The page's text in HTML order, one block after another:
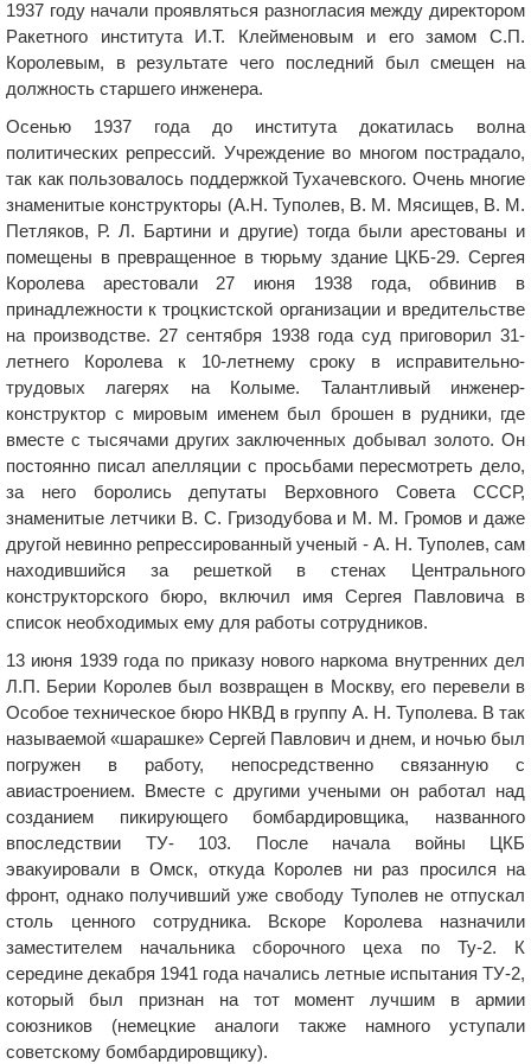
1937 году начали проявляться разногласия между директором
Ракетного института И.Т. Клейменовым и его замом С.П.
Королевым, в результате чего последний был смещен на
должность старшего инженера.
Осенью 1937 года до института докатилась волна
политических репрессий. Учреждение во многом пострадало,
так как пользовалось поддержкой Тухачевского. Очень многие
знаменитые конструкторы (А.Н. Туполев, В. М. Мясищев, В. М.
Петляков, Р. Л. Бартини и другие) тогда были арестованы и
помещены в превращенное в тюрьму здание ЦКБ-29. Сергея
Королева арестовали 27 июня 1938 года, обвинив в
принадлежности к троцкистской организации и вредительстве
на производстве. 27 сентября 1938 года суд приговорил 31-
летнего Королева к 10-летнему сроку в исправительно-
трудовых лагерях на Колыме. Талантливый инженер-
конструктор с мировым именем был брошен в рудники, где
вместе с тысячами других заключенных добывал золото. Он
постоянно писал апелляции с просьбами пересмотреть дело,
за него боролись депутаты Верховного Совета СССР,
знаменитые летчики В. С. Гризодубова и М. М. Громов и даже
другой невинно репрессированный ученый - А. Н. Туполев, сам
находившийся за решеткой в стенах Центрального
конструкторского бюро, включил имя Сергея Павловича в
список необходимых ему для работы сотрудников.
13 июня 1939 года по приказу нового наркома внутренних дел
Л.П. Берии Королев был возвращен в Москву, его перевели в
Особое техническое бюро НКВД в группу А. Н. Туполева. В так
называемой «шарашке» Сергей Павлович и днем, и ночью был
погружен в работу, непосредственно связанную с
авиастроением. Вместе с другими учеными он работал над
созданием пикирующего бомбардировщика, названного
впоследствии ТУ- 103. После начала войны ЦКБ
эвакуировали в Омск, откуда Королев ни раз просился на
фронт, однако получивший уже свободу Туполев не отпускал
столь ценного сотрудника. Вскоре Королева назначили
заместителем начальника сборочного цеха по Ту-2. К
середине декабря 1941 года начались летные испытания ТУ-2,
который был признан на тот момент лучшим в армии
союзников (немецкие аналоги также намного уступали
советскому бомбардировщику).